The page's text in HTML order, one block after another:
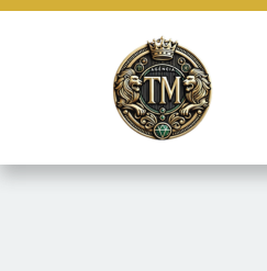
marketing e fornecer conteúdo de